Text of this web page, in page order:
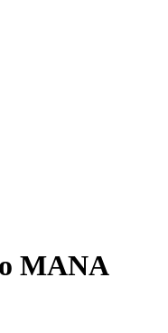
MANA